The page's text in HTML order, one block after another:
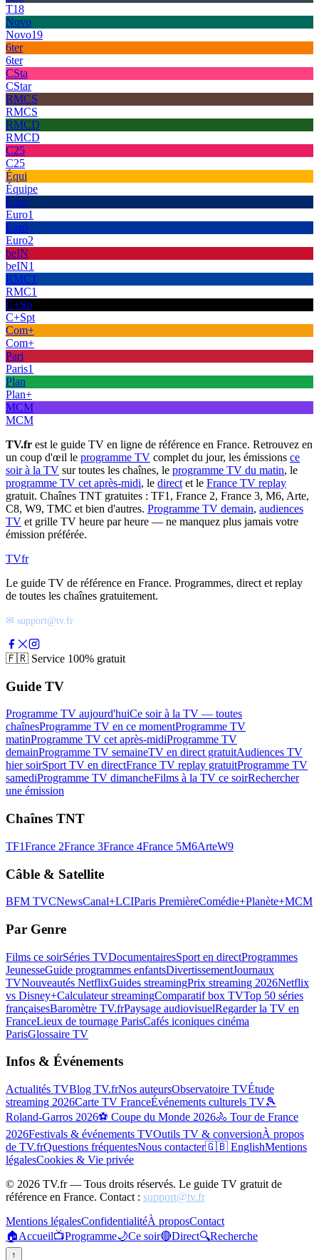
T18
Novo
Novo19
6ter
6ter
CSta
CStar
RMCS
RMCS
RMCD
RMCD
C25
C25
Équi
Équipe
Euro
Euro1
Euro
Euro2
beIN
beIN1
RMC1
RMC1
C+Sp
C+Spt
Com+
Com+
Pari
Paris1
Plan
Plan+
MCM
MCM
TV.fr est le guide TV en ligne de référence en France. Retrouvez en
un coup d'œil le programme TV complet du jour, les émissions ce
soir à la TV sur toutes les chaînes, le programme TV du matin, le
programme TV cet après-midi, le direct et le France TV replay
gratuit. Chaînes TNT gratuites : TF1, France 2, France 3, M6, Arte,
C8, W9, TMC et bien d'autres. Programme TV demain, audiences
TV et grille TV heure par heure — ne manquez plus jamais votre
émission préférée.
TVfr
Le guide TV de référence en France. Programmes, direct et replay
de toutes les chaînes gratuitement.
✉ support@tv.fr
🇫🇷 Service 100% gratuit
Guide TV
Programme TV aujourd'huiCe soir à la TV — toutes
chaînesProgramme TV en ce momentProgramme TV
matinProgramme TV cet après-midiProgramme TV
demainProgramme TV semaineTV en direct gratuitAudiences TV
hier soirSport TV en directFrance TV replay gratuitProgramme TV
samediProgramme TV dimancheFilms à la TV ce soirRechercher
une émission
Chaînes TNT
TF1France 2France 3France 4France 5M6ArteW9
Câble & Satellite
BFM TVCNewsCanal+LCIParis PremièreComédie+Planète+MCM
Par Genre
Films ce soirSéries TVDocumentairesSport en directProgrammes
JeunesseGuide programmes enfantsDivertissementJournaux
TVNouveautés NetflixGuides streamingPrix streaming 2026Netflix
vs Disney+Calculateur streamingComparatif box TVTop 50 séries
françaisesBaromètre TV.frPaysage audiovisuelRegarder la TV en
FranceLieux de tournage ParisCafés iconiques cinéma
ParisGlossaire TV
Infos & Événements
Actualités TVBlog TV.frNos auteursObservatoire TVÉtude
streaming 2026Carte TV FranceÉvénements culturels TV🎾
Roland-Garros 2026⚽ Coupe du Monde 2026🚴 Tour de France
2026Festivals & événements TVOutils TV & conversionÀ propos
de TV.frQuestions fréquentesNous contacter🇬🇧 EnglishMentions
légalesCookies & Vie privée
© 2026 TV.fr — Tous droits réservés. Le guide TV gratuit de
référence en France. Contact : support@tv.fr
Mentions légalesConfidentialitéÀ proposContact
🏠Accueil📺Programme🌙Ce soir🔴Direct🔍Recherche
↑